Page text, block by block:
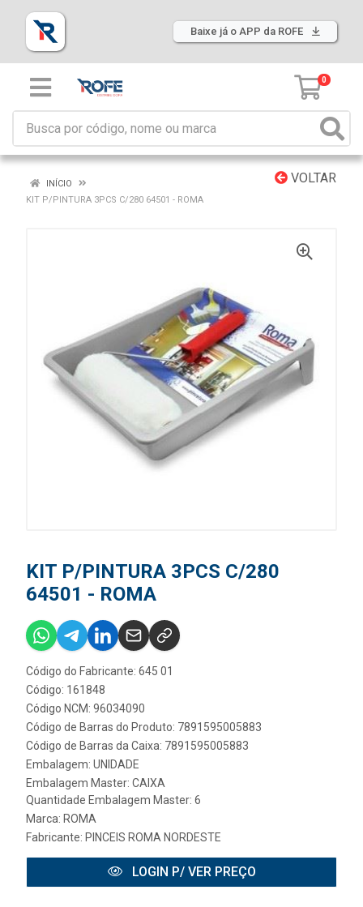
Baixe já o APP da ROFE
0
VOLTAR
INÍCIO
KIT P/PINTURA 3PCS C/280 64501 - ROMA
KIT P/PINTURA 3PCS C/280
64501 - ROMA
Código do Fabricante: 645 01
Código: 161848
Código NCM: 96034090
Código de Barras do Produto: 7891595005883
Código de Barras da Caixa: 7891595005883
Embalagem: UNIDADE
Embalagem Master: CAIXA
Quantidade Embalagem Master: 6
Marca: ROMA
Fabricante: PINCEIS ROMA NORDESTE
LOGIN P/ VER PREÇO